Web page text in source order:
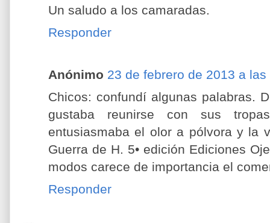
Un saludo a los camaradas.
Responder
Anónimo 23 de febrero de 2013 a las
Chicos: confundí algunas palabras.
gustaba reunirse con sus
entusiasmaba el olor a pólvora y la
Guerra de H. 5• edición Ediciones
modos carece de importancia el
Responder